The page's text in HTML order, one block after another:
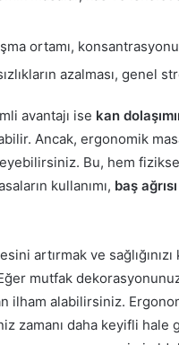
ortamı,
azalması, genel
avantajı ise kan
Ancak, ergonomik
Bu, hem
kullanımı, baş ağrısı
artırmak ve
mutfak
ilham alabilirsiniz.
zamanı daha keyifli hale